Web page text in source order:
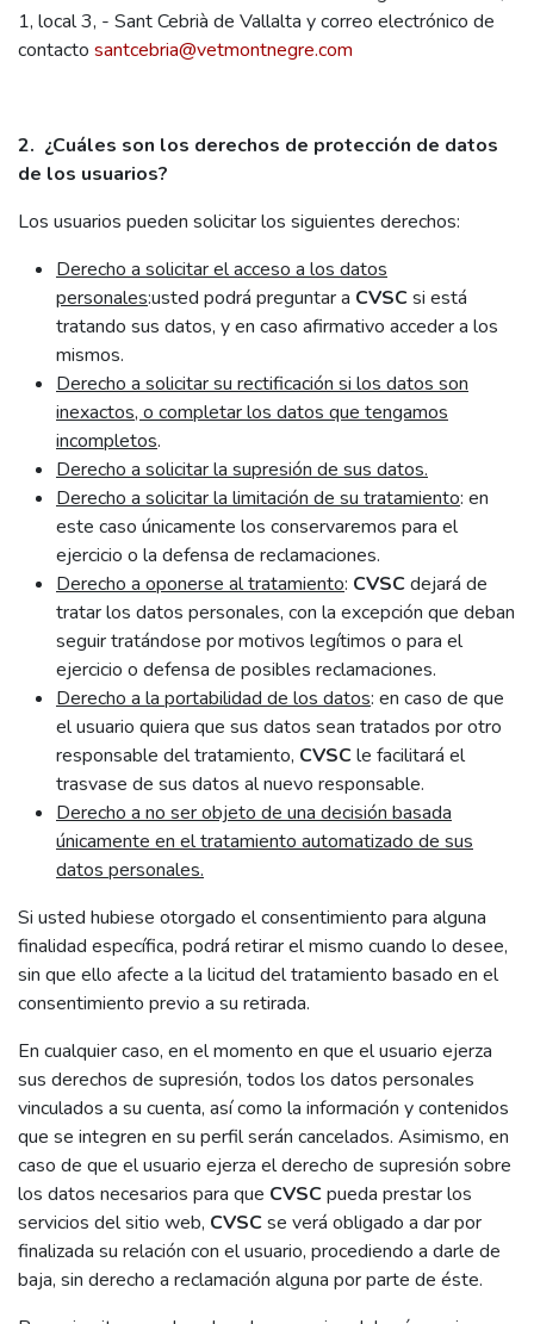
1, local 3, - Sant Cebrià de Vallalta y correo electrónico de
contacto santcebria@vetmontnegre.com
2. ¿Cuáles son los derechos de protección de datos
de los usuarios?
Los usuarios pueden solicitar los siguientes derechos:
Derecho a solicitar el acceso a los datos
personales:usted podrá preguntar a CVSCsi está
tratando sus datos, y en caso afirmativo acceder a los
mismos.
Derecho a solicitar su rectificación si los datos son
inexactos, o completar los datos que tengamos
incompletos.
Derecho a solicitar la supresión de sus datos.
Derecho a solicitar la limitación de su tratamiento: en
este caso únicamente los conservaremos para el
ejercicio o la defensa de reclamaciones.
Derecho a oponerse al tratamiento: CVSCdejará de
tratar los datos personales, con la excepción que deban
seguir tratándose por motivos legítimos o para el
ejercicio o defensa de posibles reclamaciones.
Derecho a la portabilidad de los datos: en caso de que
el usuario quiera que sus datos sean tratados por otro
responsable del tratamiento, CVSCle facilitará el
trasvase de sus datos al nuevo responsable.
Derecho a no ser objeto de una decisión basada
únicamente en el tratamiento automatizado de sus
datos personales.
Si usted hubiese otorgado el consentimiento para alguna
finalidad específica, podrá retirar el mismo cuando lo desee,
sin que ello afecte a la licitud del tratamiento basado en el
consentimiento previo a su retirada.
En cualquier caso, en el momento en que el usuario ejerza
sus derechos de supresión, todos los datos personales
vinculados a su cuenta, así como la información y contenidos
que se integren en su perfil serán cancelados. Asimismo, en
caso de que el usuario ejerza el derecho de supresión sobre
los datos necesarios para que CVSCpueda prestar los
servicios del sitio web, CVSCse verá obligado a dar por
finalizada su relación con el usuario, procediendo a darle de
baja, sin derecho a reclamación alguna por parte de éste.